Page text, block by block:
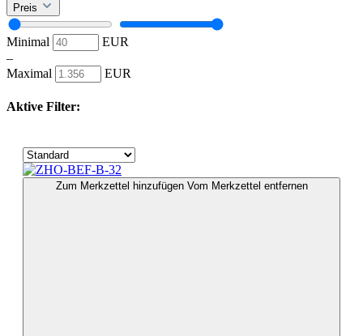
Preis
Minimal
EUR
–
Maximal
EUR
Aktive Filter:
Zum Merkzettel hinzufügen Vom Merkzettel entfernen